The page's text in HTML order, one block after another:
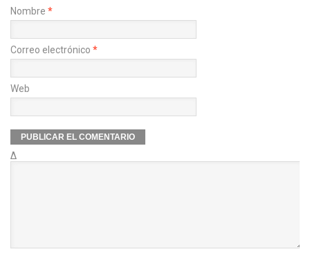
Nombre *
Correo electrónico *
Web
Δ